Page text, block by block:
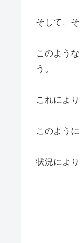
そして、
このような
う。
これによ
このよう
状況によ